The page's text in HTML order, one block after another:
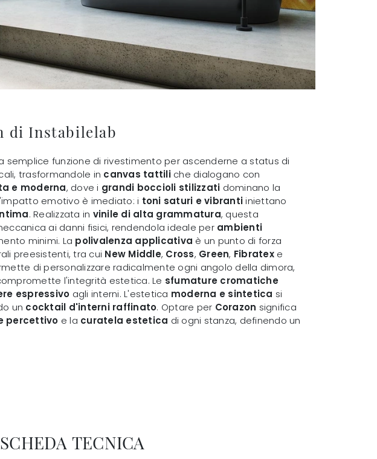
di Instabilelab
semplice funzione di rivestimento per ascenderne a status di
trasformandole in canvas tattiliche dialogano con
e moderna, dove i grandi boccioli stilizzati dominano la
emotivo è imediato: i toni saturi e vibrantiiniettano
. Realizzata in vinile di alta grammatura, questa
ai danni fisici, rendendola ideale per ambienti
minimi. La polivalenza applicativa è un punto di forza
preesistenti, tra cui New Middle, Cross, Green, Fibratexe
di personalizzare radicalmente ogni angolo della dimora,
l'integrità estetica. Le sfumature cromatiche
espressivo agli interni. L'estetica moderna e sintetica si
un cocktail d'interni raffinato. Optare per Corazon significa
percettivo e la curatela estetica di ogni stanza, definendo un
SCHEDA TECNICA